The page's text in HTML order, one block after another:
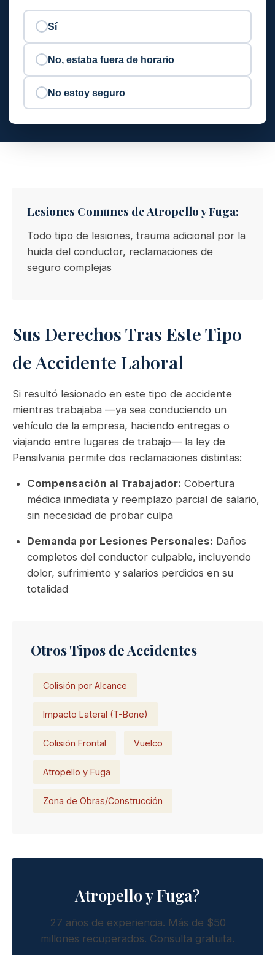
Sí
No, estaba fuera de horario
No estoy seguro
Lesiones Comunes de Atropello y Fuga:
Todo tipo de lesiones, trauma adicional por la
huida del conductor, reclamaciones de
seguro complejas
Sus Derechos Tras Este Tipo
de Accidente Laboral
Si resultó lesionado en este tipo de accidente
mientras trabajaba —ya sea conduciendo un
vehículo de la empresa, haciendo entregas o
viajando entre lugares de trabajo— la ley de
Pensilvania permite dos reclamaciones distintas:
Compensación al Trabajador: Cobertura
médica inmediata y reemplazo parcial de salario,
sin necesidad de probar culpa
Demanda por Lesiones Personales: Daños
completos del conductor culpable, incluyendo
dolor, sufrimiento y salarios perdidos en su
totalidad
Otros Tipos de Accidentes
Colisión por Alcance
Impacto Lateral (T-Bone)
Colisión Frontal Vuelco
Atropello y Fuga
Zona de Obras/Construcción
Atropello y Fuga?
27 años de experiencia. Más de $50
millones recuperados. Consulta gratuita.